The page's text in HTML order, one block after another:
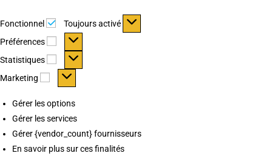
Fonctionnel Fonctionnel
Toujours activé
Préférences
Préférences
Statistiques Statistiques
Marketing Marketing
Gérer les options
Gérer les services
Gérer {vendor_count} fournisseurs
En savoir plus sur ces finalités